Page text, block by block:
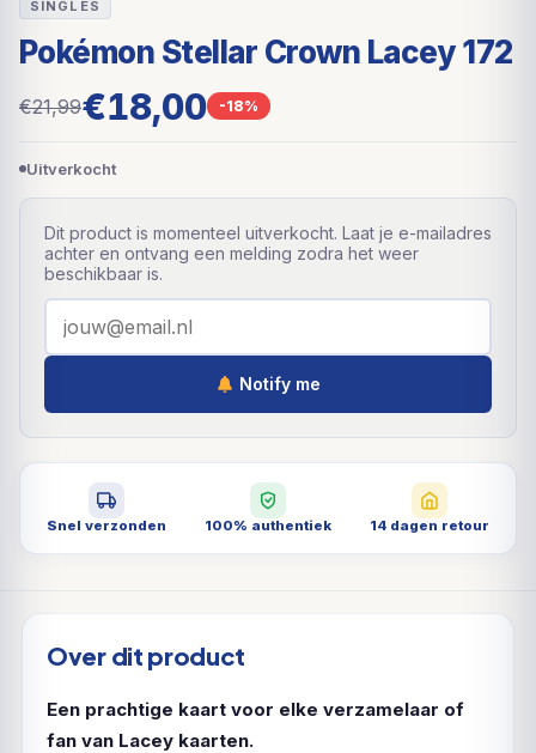
SINGLES
Pokémon Stellar Crown Lacey 172
€21,99€18,00 -18%
Uitverkocht
Dit product is momenteel uitverkocht. Laat je e-mailadres
achter en ontvang een melding zodra het weer
beschikbaar is.
Notify me
Snel verzonden 100% authentiek 14 dagen retour
Over dit product
Een prachtige kaart voor elke verzamelaar of
fan van Lacey kaarten.